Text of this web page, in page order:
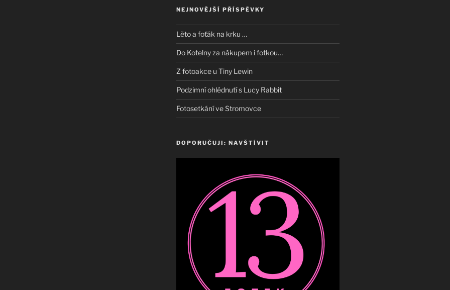
NEJNOVĚJŠÍ PŘÍSPĚVKY
Lěto a foťák na krku …
Do Kotelny za nákupem i fotkou…
Z fotoakce u Tiny Lewin
Podzimní ohlédnutí s Lucy Rabbit
Fotosetkání ve Stromovce
DOPORUČUJI: NAVŠTÍVIT